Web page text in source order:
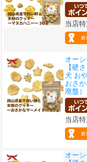
当店
オー
【硬
犬 お
おさ
廃盤）
当店
オー